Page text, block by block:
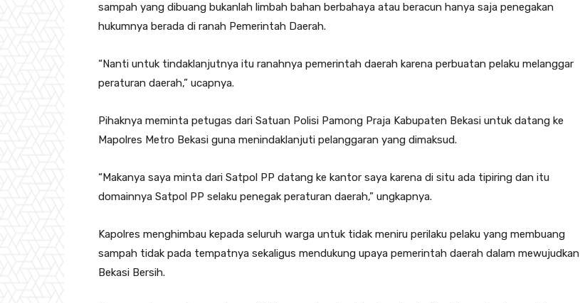
sampah yang dibuang bukanlah limbah bahan berbahaya atau beracun hanya saja penegakan
hukumnya berada di ranah Pemerintah Daerah.
“Nanti untuk tindaklanjutnya itu ranahnya pemerintah daerah karena perbuatan pelaku melanggar
peraturan daerah,” ucapnya.
Pihaknya meminta petugas dari Satuan Polisi Pamong Praja Kabupaten Bekasi untuk datang ke
Mapolres Metro Bekasi guna menindaklanjuti pelanggaran yang dimaksud.
“Makanya saya minta dari Satpol PP datang ke kantor saya karena di situ ada tipiring dan itu
domainnya Satpol PP selaku penegak peraturan daerah,” ungkapnya.
Kapolres menghimbau kepada seluruh warga untuk tidak meniru perilaku pelaku yang membuang
sampah tidak pada tempatnya sekaligus mendukung upaya pemerintah daerah dalam mewujudkan
Bekasi Bersih.